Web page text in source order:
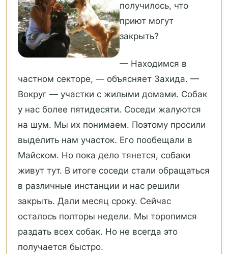
получилось, что
приют могут
закрыть?
— Находимся в
частном секторе, — объясняет Захида. —
Вокруг — участки с жилыми домами. Собак
у нас более пятидесяти. Соседи жалуются
на шум. Мы их понимаем. Поэтому просили
выделить нам участок. Его пообещали в
Майском. Но пока дело тянется, собаки
живут тут. В итоге соседи стали обращаться
в различные инстанции и нас решили
закрыть. Дали месяц сроку. Сейчас
осталось полторы недели. Мы торопимся
раздать всех собак. Но не всегда это
получается быстро.